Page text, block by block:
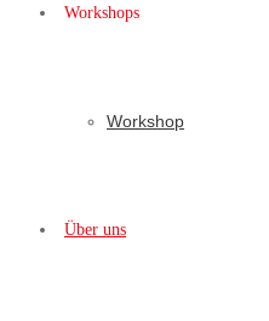
Workshops
Workshop
Über uns